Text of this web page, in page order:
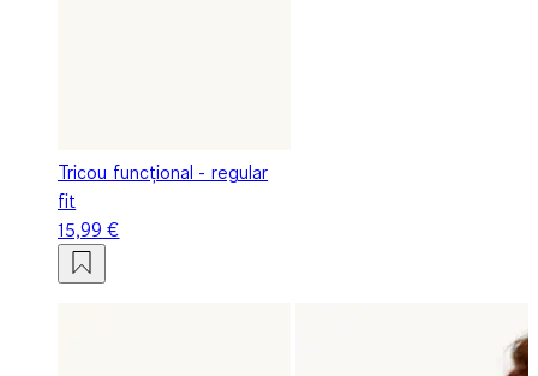
Tricou funcțional - regular
fit
15,99 €